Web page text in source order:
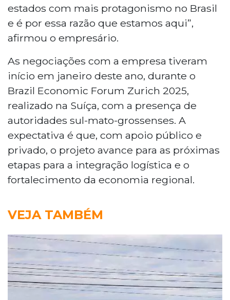
estados com mais protagonismo no Brasil
e é por essa razão que estamos aqui”,
afirmou o empresário.
As negociações com a empresa tiveram
início em janeiro deste ano, durante o
Brazil Economic Forum Zurich 2025,
realizado na Suíça, com a presença de
autoridades sul-mato-grossenses. A
expectativa é que, com apoio público e
privado, o projeto avance para as próximas
etapas para a integração logística e o
fortalecimento da economia regional.
VEJA TAMBÉM